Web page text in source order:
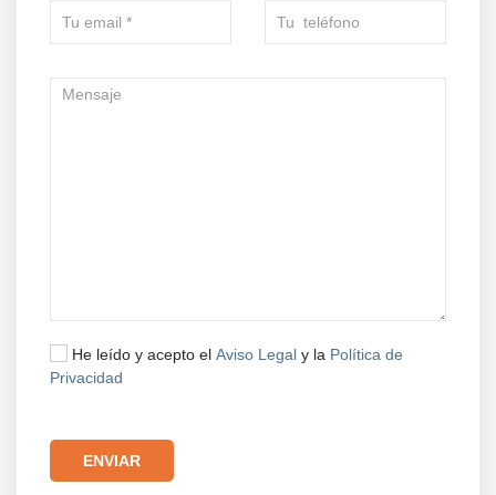
He leído y acepto el Aviso Legal y la Política de
Privacidad